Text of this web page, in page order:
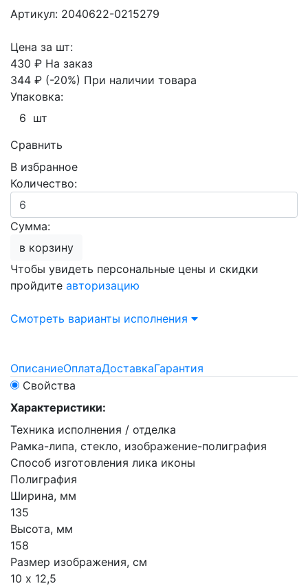
Артикул: 2040622-0215279
Цена за шт:
430 ₽ На заказ
344 ₽ (-20%) При наличии товара
Упаковка:
6 шт
Сравнить
В избранное
Количество:
Сумма:
в корзину
Чтобы увидеть персональные цены и скидки
пройдите авторизацию
Смотреть варианты исполнения
ОписаниеОплатаДоставкаГарантия
Свойства
Характеристики:
Техника исполнения / отделка
Рамка-липа, стекло, изображение-полиграфия
Способ изготовления лика иконы
Полиграфия
Ширина, мм
135
Высота, мм
158
Размер изображения, см
10 х 12,5